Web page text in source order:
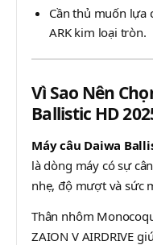
Cần thủ muốn lựa
ARK kim loại tròn.
Vì Sao Nên
Ballistic HD
Máy câu Daiwa
là dòng máy có sự
nhẹ, độ mượt và sức
Thân nhôm
ZAION V AIRDRIVE